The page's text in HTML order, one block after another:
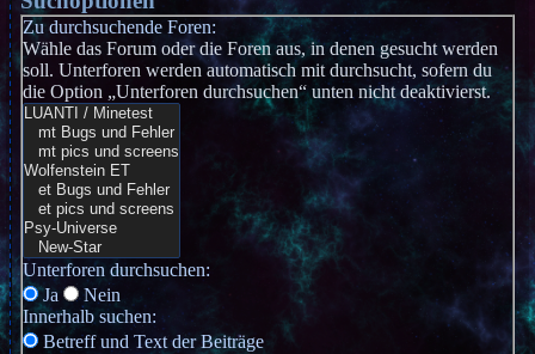
Zu durchsuchende Foren:
Wähle das Forum oder die Foren aus, in denen gesucht werden
soll. Unterforen werden automatisch mit durchsucht, sofern du
die Option „Unterforen durchsuchen“ unten nicht deaktivierst.
Unterforen durchsuchen:
Ja
Nein
Innerhalb suchen:
Betreff und Text der Beiträge